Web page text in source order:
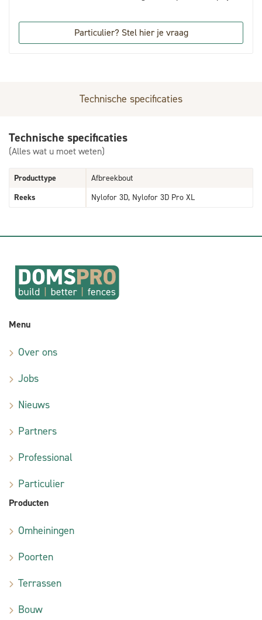
Particulier? Stel hier je vraag
Technische specificaties
Technische specificaties
(Alles wat u moet weten)
Producttype
Afbreekbout
Reeks
Nylofor 3D, Nylofor 3D Pro XL
Menu
Over ons
Jobs
Nieuws
Partners
Professional
Particulier
Producten
Omheiningen
Poorten
Terrassen
Bouw